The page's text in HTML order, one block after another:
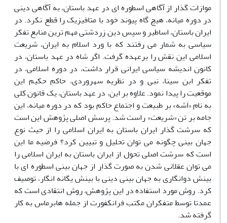
موازات گذار از آگاهی اسطوره ای در عهد باستان، به آگاهی دینی
در دوره میانه، هیچ گاه پیوند خود با متافیزیک را قطع نکرد. در
ایران باستان، اساطیر و سپس دین زردشتی مهم ترین منابع تفکر
سیاسی به شمار می رفتند که با ورد اسلام به ایران، شریعت
اسلامی این نقش را برعهده گرفت. اگر شاه در عهد باستان، در
کانون اندیشه سیاسی ایرانی قرار داشت، در دوره اسلامی، در
تفکر ابن سینا، نبی و در نظریه سهروردی، حاکمِ حکیم این
موقعیت را پیدا نمود. علاوه بر این، در عهد باستان، یک قانون کلی
به نام «اَشه» بر طبیعت و اجتماع حاکم بود که در دوره میانه، این
جامه بر تن «شریعت» راست شد. پرسش اصلی پژوهش این است
که سرشت گذار ایران باستان به ایران اسلامی را از حیث نوع
جهان بینی چگونه می توان تحلیل و تبیین کرد؟ فرضیه ما این
است که سرشت اصلی تحول از ایران باستان به ایران اسلامی را
می توان عقلانی شدن به صورت گذار از جهان بینی اسطوره ای با
بینش دوانگاری به جهان بینی دینی با بینش یگانه انگار، توصیف
کرد. روش مورد استفاده در این پژوهش، روش انتقادی است که
عمدتا توسط متفکران مکتب فرانکفورت از جمله هابرماس به کار
گرفته شد.